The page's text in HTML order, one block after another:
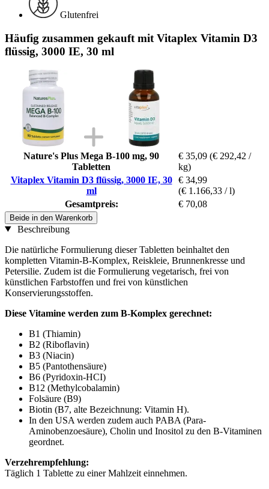
Glutenfrei
Häufig zusammen gekauft mit Vitaplex Vitamin D3
flüssig, 3000 IE, 30 ml
Nature's Plus Mega B-100 mg, 90
Tabletten
€ 35,09 (€ 292,42 /
kg)
Vitaplex Vitamin D3 flüssig, 3000 IE, 30
ml
€ 34,99
(€ 1.166,33 / l)
Gesamtpreis:
€ 70,08
Beide in den Warenkorb
Beschreibung
Die natürliche Formulierung dieser Tabletten beinhaltet den
kompletten Vitamin-B-Komplex, Reiskleie, Brunnenkresse und
Petersilie. Zudem ist die Formulierung vegetarisch, frei von
künstlichen Farbstoffen und frei von künstlichen
Konservierungsstoffen.
Diese Vitamine werden zum B-Komplex gerechnet:
B1 (Thiamin)
B2 (Riboflavin)
B3 (Niacin)
B5 (Pantothensäure)
B6 (Pyridoxin-HCI)
B12 (Methylcobalamin)
Folsäure (B9)
Biotin (B7, alte Bezeichnung: Vitamin H).
In den USA werden zudem auch PABA (Para-
Aminobenzoesäure), Cholin und Inositol zu den B-Vitaminen
geordnet.
Verzehrempfehlung:
Täglich 1 Tablette zu einer Mahlzeit einnehmen.